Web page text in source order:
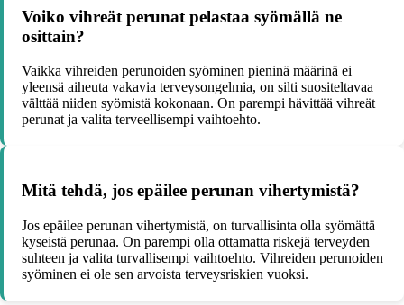
Voiko vihreät perunat pelastaa syömällä ne
osittain?
Vaikka vihreiden perunoiden syöminen pieninä määrinä ei
yleensä aiheuta vakavia terveysongelmia, on silti suositeltavaa
välttää niiden syömistä kokonaan. On parempi hävittää vihreät
perunat ja valita terveellisempi vaihtoehto.
Mitä tehdä, jos epäilee perunan vihertymistä?
Jos epäilee perunan vihertymistä, on turvallisinta olla syömättä
kyseistä perunaa. On parempi olla ottamatta riskejä terveyden
suhteen ja valita turvallisempi vaihtoehto. Vihreiden perunoiden
syöminen ei ole sen arvoista terveysriskien vuoksi.